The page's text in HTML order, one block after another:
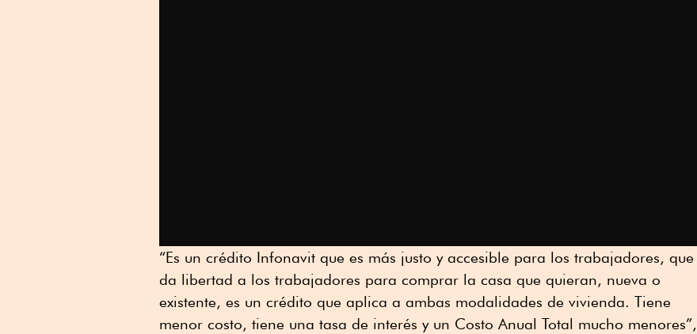
“Es un crédito Infonavit que es más justo y accesible para los trabajadores, que
da libertad a los trabajadores para comprar la casa que quieran, nueva o
existente, es un crédito que aplica a ambas modalidades de vivienda. Tiene
menor costo, tiene una tasa de interés y un Costo Anual Total mucho menores”,